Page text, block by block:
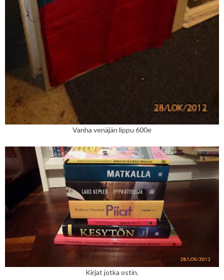
Vanha venäjän lippu 600e
Kirjat jotka ostin.